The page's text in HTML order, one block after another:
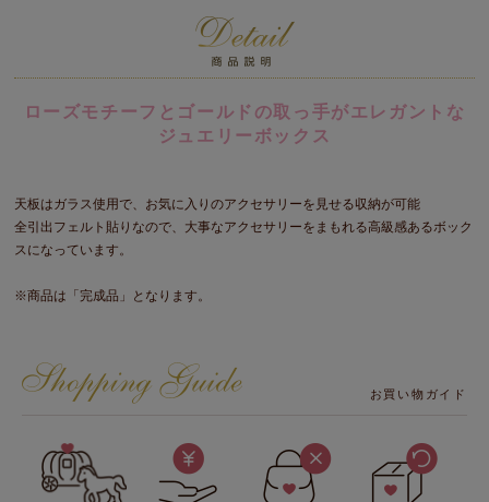
ローズモチーフとゴールドの取っ手がエレガントな
ジュエリーボックス
天板はガラス使用で、お気に入りのアクセサリーを見せる収納が可能
全引出フェルト貼りなので、大事なアクセサリーをまもれる高級感あるボック
スになっています。
※商品は「完成品」となります。
お買い物ガイド